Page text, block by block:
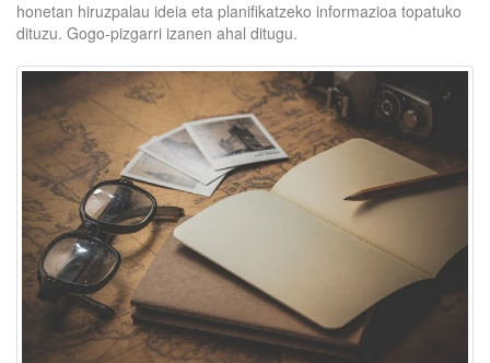
honetan hiruzpalau ideia eta planifikatzeko informazioa topatuko
dituzu. Gogo-pizgarri izanen ahal ditugu.